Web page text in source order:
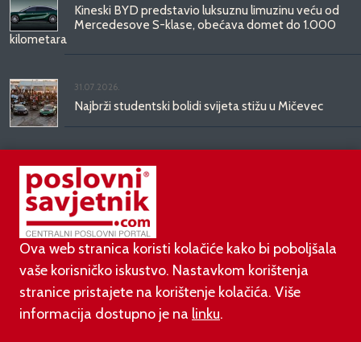
Kineski BYD predstavio luksuznu limuzinu veću od
Mercedesove S-klase, obećava domet do 1.000
kilometara
31.07.2026.
Najbrži studentski bolidi svijeta stižu u Mičevec
Divote Cosmetics predstavlja Hince: novo poglavlje
korejske ljepote stiže u Hrvatsku
Ova web stranica koristi kolačiće kako bi poboljšala
vaše korisničko iskustvo. Nastavkom korištenja
stranice pristajete na korištenje kolačića. Više
informacija dostupno je na linku.